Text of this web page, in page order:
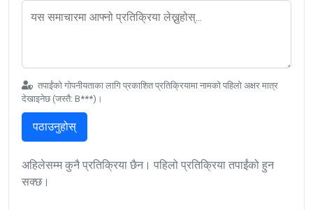
तपाईंको गोपनीयताका लागि प्रकाशित प्रतिक्रियामा नामको पहिलो अक्षर मात्र
देखाइनेछ (जस्तै: B***)।
पठाउनुहोस्
अहिलेसम्म कुनै प्रतिक्रिया छैन। पहिलो प्रतिक्रिया तपाईंको हुन
सक्छ।